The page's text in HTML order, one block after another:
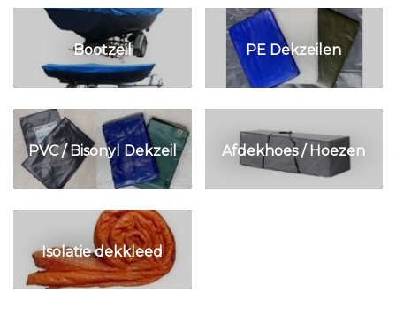
Bootzeil PE Dekzeilen
PVC / Bisonyl Dekzeil Afdekhoes / Hoezen
Isolatie dekkleed